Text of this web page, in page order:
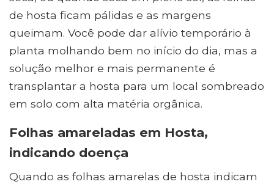
de hosta ficam pálidas e as margens
queimam. Você pode dar alívio temporário à
planta molhando bem no início do dia, mas a
solução melhor e mais permanente é
transplantar a hosta para um local sombreado
em solo com alta matéria orgânica.
Folhas amareladas em Hosta,
indicando doença
Quando as folhas amarelas de hosta indicam